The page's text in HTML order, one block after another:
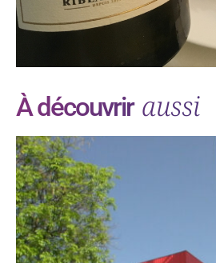
À découvrir aussi